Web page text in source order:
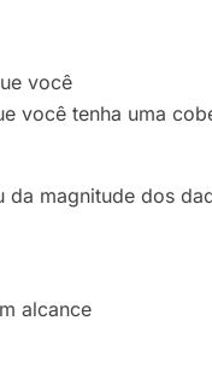
você
você tenha uma
magnitude dos
alcance